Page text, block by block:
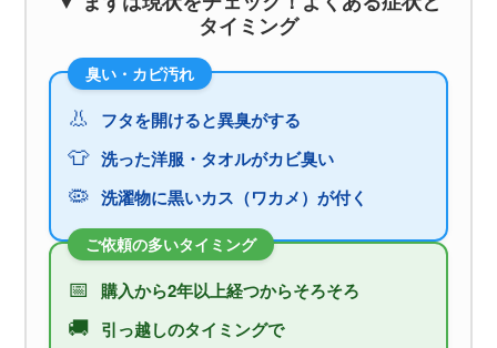
タイミング
臭い・カビ汚れ
👃 フタを開けると異臭がする
👕 洗った洋服・タオルがカビ臭い
🦠 洗濯物に黒いカス（ワカメ）が付く
ご依頼の多いタイミング
📅 購入から2年以上経つからそろそろ
🚚 引っ越しのタイミングで